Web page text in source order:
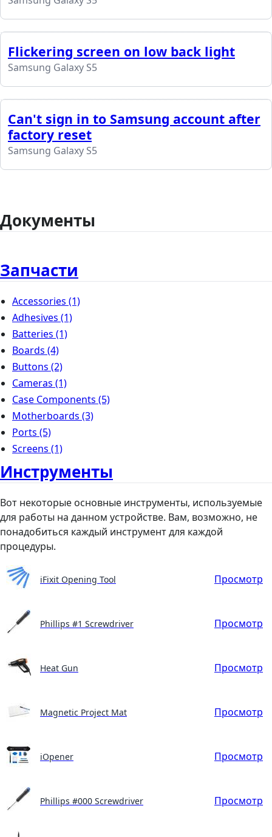
Flickering screen on low back light
Samsung Galaxy S5
Can't sign in to Samsung account after
factory reset
Samsung Galaxy S5
Документы
Запчасти
Accessories (1)
Adhesives (1)
Batteries (1)
Boards (4)
Buttons (2)
Cameras (1)
Case Components (5)
Motherboards (3)
Ports (5)
Screens (1)
Инструменты
Вот некоторые основные инструменты, используемые
для работы на данном устройстве. Вам, возможно, не
понадобиться каждый инструмент для каждой
процедуры.
iFixit Opening Tool Просмотр
Phillips #1 Screwdriver Просмотр
Heat Gun Просмотр
Magnetic Project Mat Просмотр
iOpener Просмотр
Phillips #000 Screwdriver Просмотр